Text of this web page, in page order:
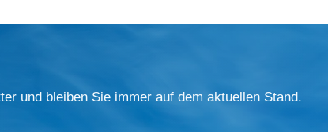
und bleiben Sie immer auf dem aktuellen Stand.